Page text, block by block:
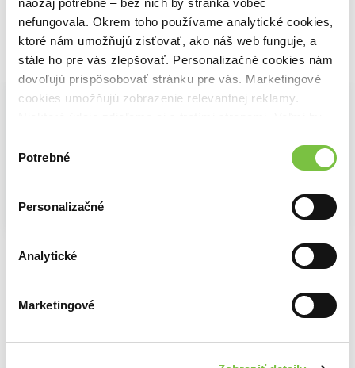
naozaj potrebné – bez nich by stránka vôbec
nefungovala. Okrem toho používame analytické cookies,
ktoré nám umožňujú zisťovať, ako náš web funguje, a
stále ho pre vás zlepšovať. Personalizačné cookies nám
dovoľujú prispôsobovať stránku pre vás. Marketingové
cookies umožňujú zobrazenie relevantnej reklamy.
cookies.
súhlasu
Potrebné
Personalizačné
Analytické
Marketingové
Vybrané pre teba
Jana Šaffa Čeněk Pekař